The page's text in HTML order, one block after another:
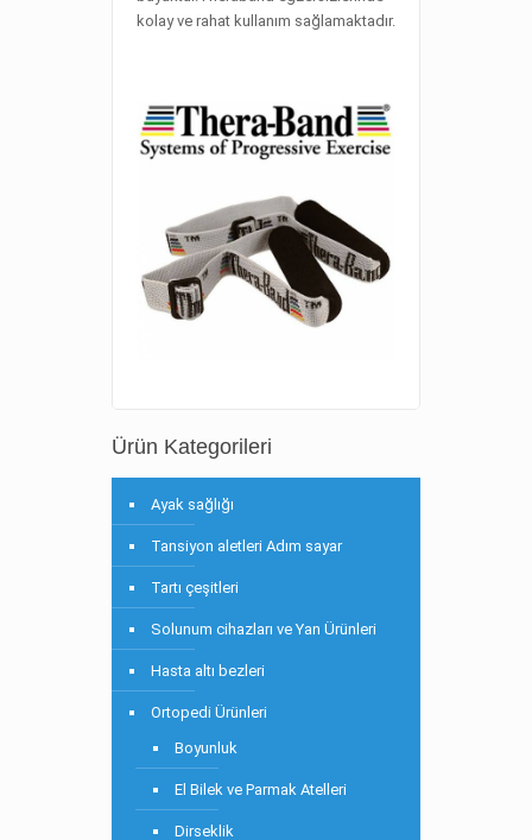
kolay ve rahat kullanım sağlamaktadır.
Ürün Kategorileri
Ayak sağlığı
Tansiyon aletleri Adım sayar
Tartı çeşitleri
Solunum cihazları ve Yan Ürünleri
Hasta altı bezleri
Ortopedi Ürünleri
Boyunluk
El Bilek ve Parmak Atelleri
Dirseklik